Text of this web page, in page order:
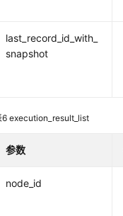
last_record_id_with_
snapshot
6execution_result_list
参数
node_id